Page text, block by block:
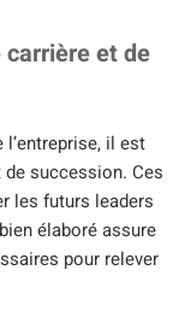
carrière et de
il est
de succession. Ces
les futurs leaders
élaboré assure
pour relever